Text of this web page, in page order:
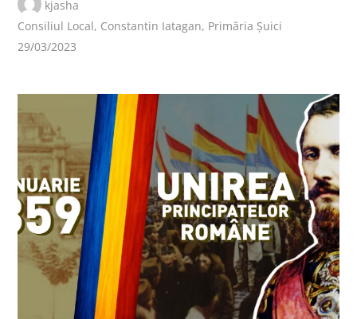
kjasha
Consiliul Local, Constantin Iatagan, Primăria Șuici
29/03/2023